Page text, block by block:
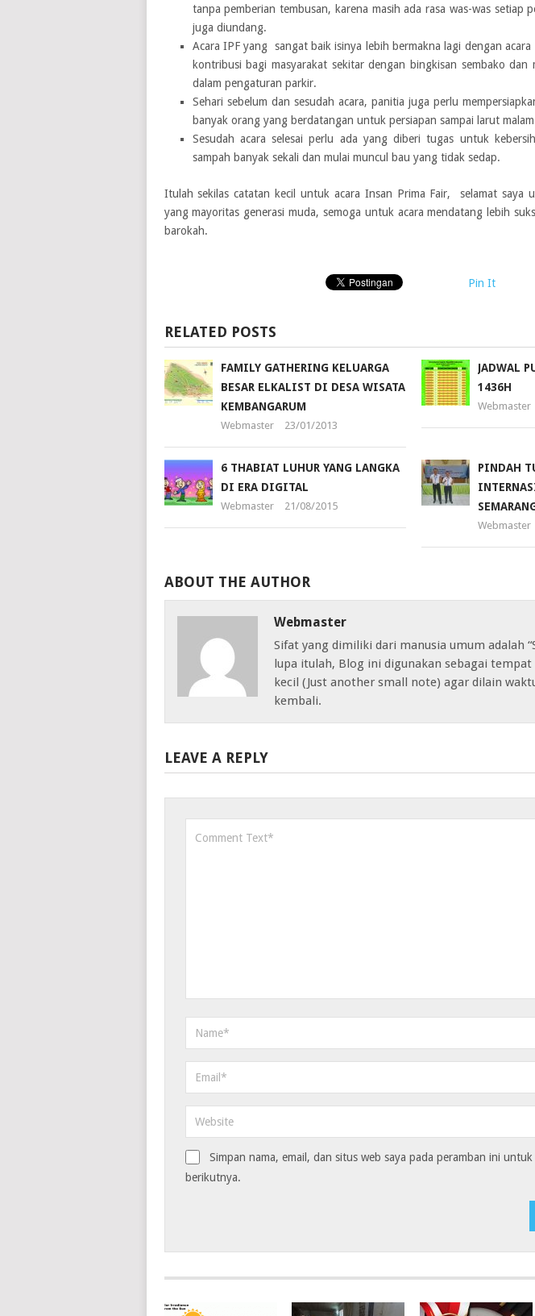
tanpa pemberian tembusan, karena masih ada rasa was-was setiap
juga diundang.
Acara IPF yang sangat baik isinya lebih bermakna lagi dengan
kontribusi bagi masyarakat sekitar dengan bingkisan sembako dan
dalam pengaturan parkir.
Sehari sebelum dan sesudah acara, panitia juga perlu
banyak orang yang berdatangan untuk persiapan sampai larut
Sesudah acara selesai perlu ada yang diberi tugas untuk
sampah banyak sekali dan mulai muncul bau yang tidak sedap.
Itulah sekilas catatan kecil untuk acara Insan Prima Fair, selamat saya
yang mayoritas generasi muda, semoga untuk acara mendatang lebih
barokah.
Pin It
RELATED POSTS
FAMILY GATHERING KELUARGA
BESAR ELKALIST DI DESA WISATA
KEMBANGARUM
Webmaster 23/01/2013
JADWAL
1436H
Webmaster
6 THABIAT LUHUR YANG LANGKA
DI ERA DIGITAL
Webmaster 21/08/2015
PINDAH
Webmaster
ABOUT THE AUTHOR
Webmaster
Sifat yang dimiliki dari manusia umum adalah
lupa itulah, Blog ini digunakan sebagai
kecil (Just another small note) agar dilain
kembali.
LEAVE A REPLY
Simpan nama, email, dan situs web saya pada peramban ini
berikutnya.